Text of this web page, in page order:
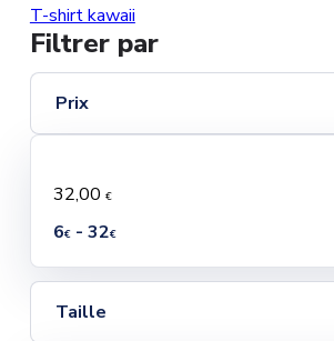
T-shirt kawaii
Filtrer par
Prix
32,00 €
6€- 32€
Taille